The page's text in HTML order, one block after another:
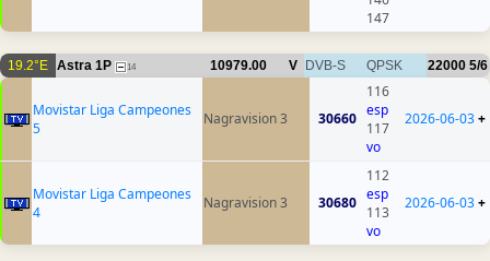
147
19.2°E Astra 1P 14 10979.00 V DVB-S QPSK 22000 5/6
Movistar Liga Campeones
5
Nagravision 3 30660
116
esp
117
vo
2026-06-03+
Movistar Liga Campeones
4
Nagravision 3 30680
112
esp
113
vo
2026-06-03+